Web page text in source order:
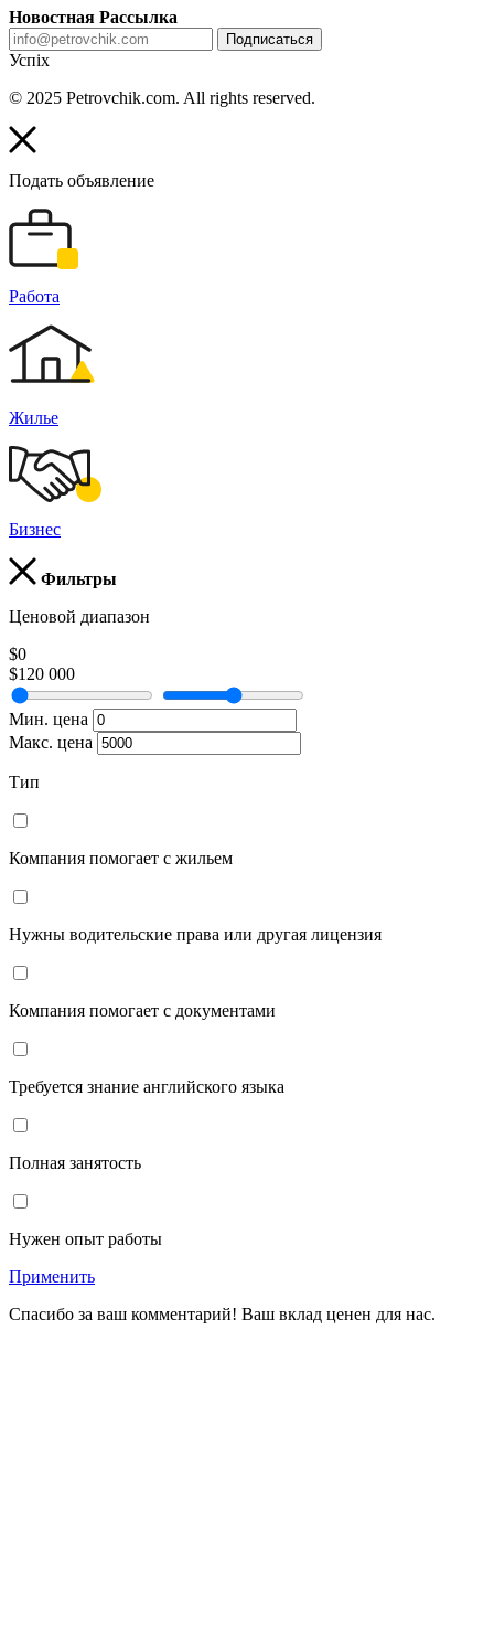
Новостная Рассылка
Подписаться
Успіх
© 2025 Petrovchik.com. All rights reserved.
Подать объявление
Работа
Жилье
Бизнес
Фильтры
Ценовой диапазон
$0
$120 000
Мин. цена
Макс. цена
Тип
Компания помогает с жильем
Нужны водительские права или другая лицензия
Компания помогает с документами
Требуется знание английского языка
Полная занятость
Нужен опыт работы
Применить
Спасибо за ваш комментарий! Ваш вклад ценен для нас.